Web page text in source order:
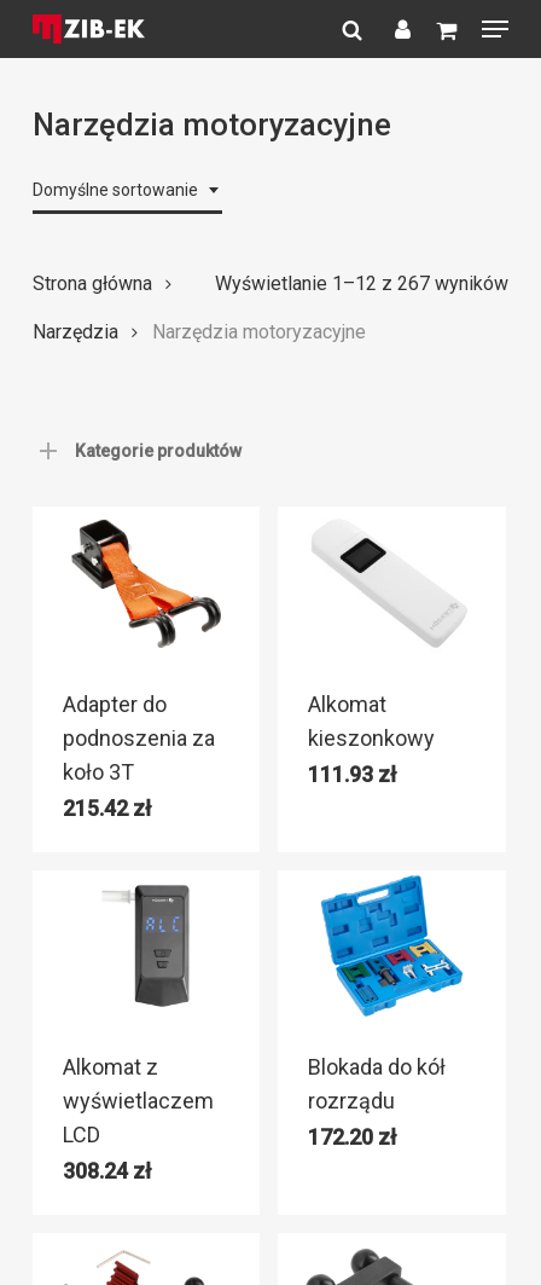
Skip
content
searchaccount
Menu
Narzędzia motoryzacyjne
Domyślne sortowanie
Wyświetlanie 1–12 z 267 wyników
Strona główna
Narzędzia Narzędzia motoryzacyjne
Kategorie produktów
Adapter do
podnoszenia za
koło 3T
215.42zł
Alkomat
kieszonkowy
111.93 zł
Alkomat z
wyświetlaczem
LCD
308.24zł
Blokada do kół
rozrządu
172.20 zł